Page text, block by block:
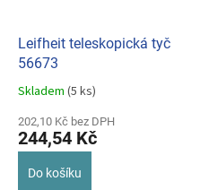
Leifheit teleskopická tyč
56673
Průměrné
produktu
je
Skladem (5 ks)
202,10 Kč bez DPH
244,54 Kč
Do košíku